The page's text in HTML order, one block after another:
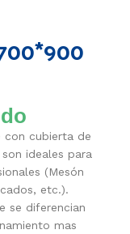
con cubierta de
ideales para
(Mesón
etc.).
se diferencian
mas